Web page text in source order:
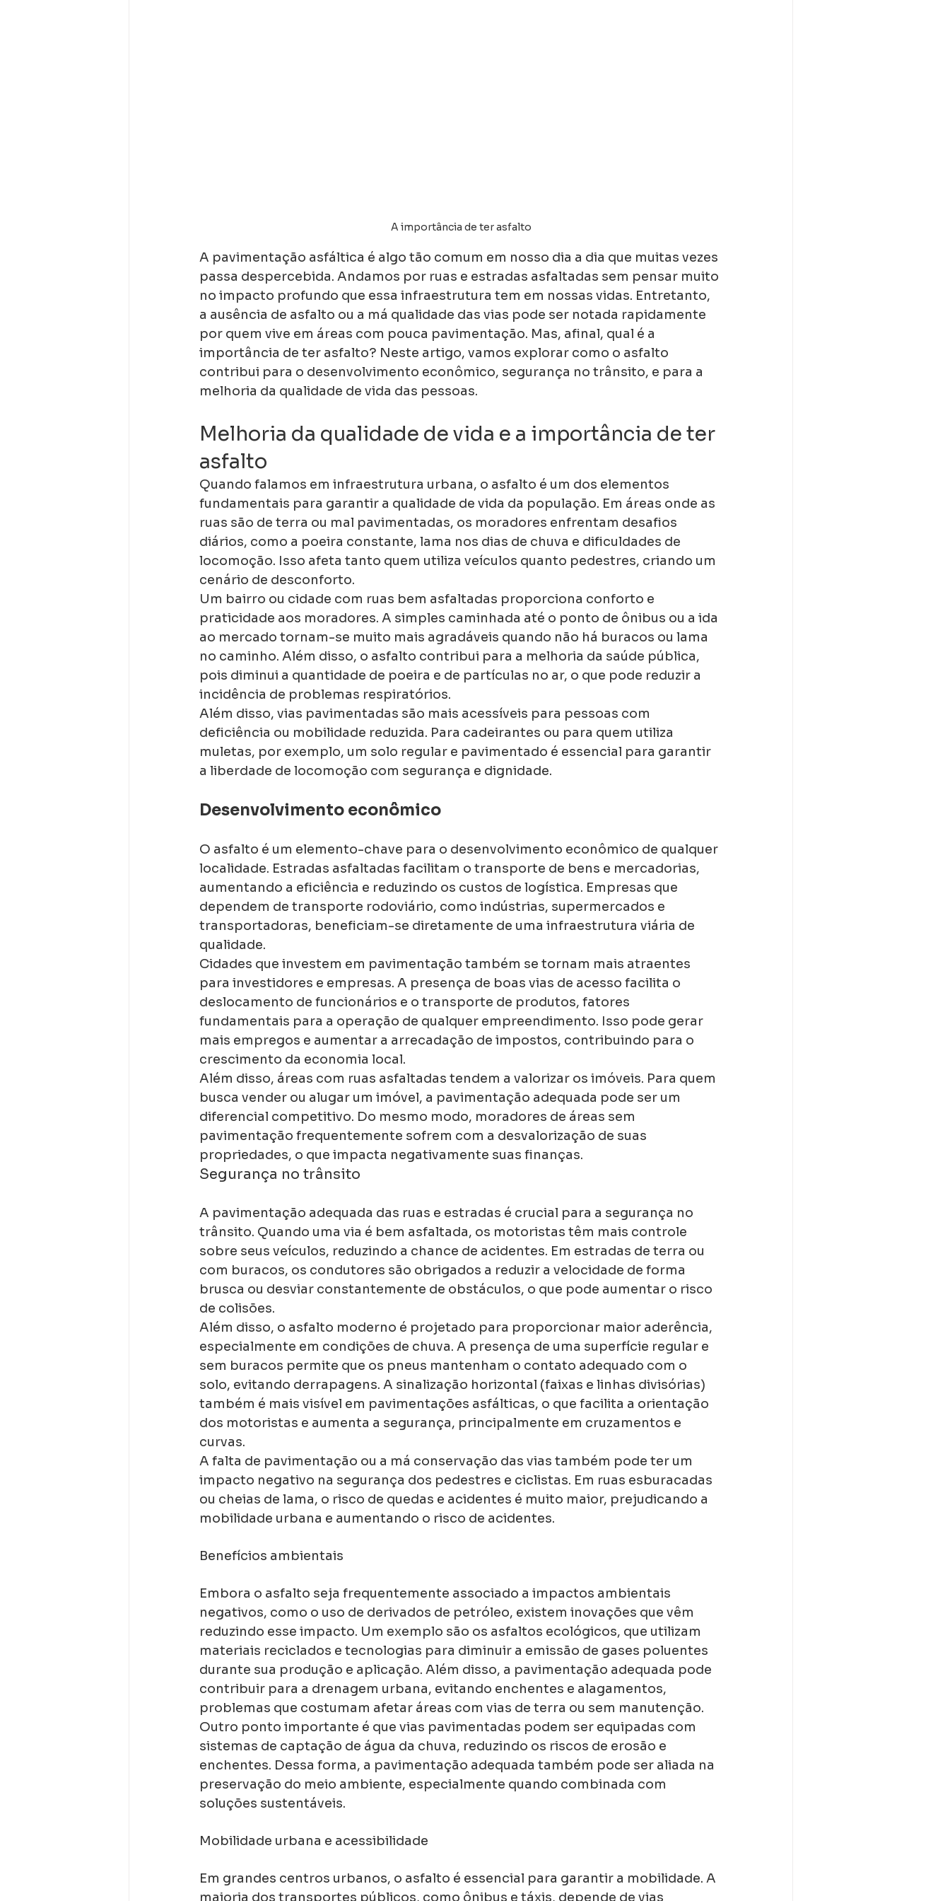
A importância de ter asfalto
A pavimentação asfáltica é algo tão comum em nosso dia a dia que muitas vezes
passa despercebida. Andamos por ruas e estradas asfaltadas sem pensar muito
no impacto profundo que essa infraestrutura tem em nossas vidas. Entretanto,
a ausência de asfalto ou a má qualidade das vias pode ser notada rapidamente
por quem vive em áreas com pouca pavimentação. Mas, afinal, qual é a
importância de ter asfalto? Neste artigo, vamos explorar como o asfalto
contribui para o desenvolvimento econômico, segurança no trânsito, e para a
melhoria da qualidade de vida das pessoas.
Melhoria da qualidade de vida e a importância de ter
asfalto
Quando falamos em infraestrutura urbana, o asfalto é um dos elementos
fundamentais para garantir a qualidade de vida da população. Em áreas onde as
ruas são de terra ou mal pavimentadas, os moradores enfrentam desafios
diários, como a poeira constante, lama nos dias de chuva e dificuldades de
locomoção. Isso afeta tanto quem utiliza veículos quanto pedestres, criando um
cenário de desconforto.
Um bairro ou cidade com ruas bem asfaltadas proporciona conforto e
praticidade aos moradores. A simples caminhada até o ponto de ônibus ou a ida
ao mercado tornam-se muito mais agradáveis quando não há buracos ou lama
no caminho. Além disso, o asfalto contribui para a melhoria da saúde pública,
pois diminui a quantidade de poeira e de partículas no ar, o que pode reduzir a
incidência de problemas respiratórios.
Além disso, vias pavimentadas são mais acessíveis para pessoas com
deficiência ou mobilidade reduzida. Para cadeirantes ou para quem utiliza
muletas, por exemplo, um solo regular e pavimentado é essencial para garantir
a liberdade de locomoção com segurança e dignidade.
Desenvolvimento econômico
O asfalto é um elemento-chave para o desenvolvimento econômico de qualquer
localidade. Estradas asfaltadas facilitam o transporte de bens e mercadorias,
aumentando a eficiência e reduzindo os custos de logística. Empresas que
dependem de transporte rodoviário, como indústrias, supermercados e
transportadoras, beneficiam-se diretamente de uma infraestrutura viária de
qualidade.
Cidades que investem em pavimentação também se tornam mais atraentes
para investidores e empresas. A presença de boas vias de acesso facilita o
deslocamento de funcionários e o transporte de produtos, fatores
fundamentais para a operação de qualquer empreendimento. Isso pode gerar
mais empregos e aumentar a arrecadação de impostos, contribuindo para o
crescimento da economia local.
Além disso, áreas com ruas asfaltadas tendem a valorizar os imóveis. Para quem
busca vender ou alugar um imóvel, a pavimentação adequada pode ser um
diferencial competitivo. Do mesmo modo, moradores de áreas sem
pavimentação frequentemente sofrem com a desvalorização de suas
propriedades, o que impacta negativamente suas finanças.
Segurança no trânsito
A pavimentação adequada das ruas e estradas é crucial para a segurança no
trânsito. Quando uma via é bem asfaltada, os motoristas têm mais controle
sobre seus veículos, reduzindo a chance de acidentes. Em estradas de terra ou
com buracos, os condutores são obrigados a reduzir a velocidade de forma
brusca ou desviar constantemente de obstáculos, o que pode aumentar o risco
de colisões.
Além disso, o asfalto moderno é projetado para proporcionar maior aderência,
especialmente em condições de chuva. A presença de uma superfície regular e
sem buracos permite que os pneus mantenham o contato adequado com o
solo, evitando derrapagens. A sinalização horizontal (faixas e linhas divisórias)
também é mais visível em pavimentações asfálticas, o que facilita a orientação
dos motoristas e aumenta a segurança, principalmente em cruzamentos e
curvas.
A falta de pavimentação ou a má conservação das vias também pode ter um
impacto negativo na segurança dos pedestres e ciclistas. Em ruas esburacadas
ou cheias de lama, o risco de quedas e acidentes é muito maior, prejudicando a
mobilidade urbana e aumentando o risco de acidentes.
Benefícios ambientais
Embora o asfalto seja frequentemente associado a impactos ambientais
negativos, como o uso de derivados de petróleo, existem inovações que vêm
reduzindo esse impacto. Um exemplo são os asfaltos ecológicos, que utilizam
materiais reciclados e tecnologias para diminuir a emissão de gases poluentes
durante sua produção e aplicação. Além disso, a pavimentação adequada pode
contribuir para a drenagem urbana, evitando enchentes e alagamentos,
problemas que costumam afetar áreas com vias de terra ou sem manutenção.
Outro ponto importante é que vias pavimentadas podem ser equipadas com
sistemas de captação de água da chuva, reduzindo os riscos de erosão e
enchentes. Dessa forma, a pavimentação adequada também pode ser aliada na
preservação do meio ambiente, especialmente quando combinada com
soluções sustentáveis.
Mobilidade urbana e acessibilidade
Em grandes centros urbanos, o asfalto é essencial para garantir a mobilidade. A
maioria dos transportes públicos, como ônibus e táxis, depende de vias